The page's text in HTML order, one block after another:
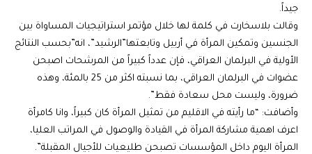
جيداً.
وقالت بلاسخارت في كلمة لها خلال مؤتمر استراتيجيات المساواة بين
الجنسين وتمكين المرأة في أربيل وتابعتها”الرشيد”، انه”بحسب النتائج
الأولية في البرلمان العراقي، فإن عدداً كبيراً من المرشحات اصبحن
عضوات في البرلمان العراقي، بما نسبته اكثر من 25 بالمئة، وهذه
ضرورة، وليست محل سعادة فقط”.
وأضافت: “ما رأيته في الاقليم من تمثيل المرأة كان كبيراً، وانا كامرأة
اعرف اهمية مشاركة المرأة في القيادة والوصول في المراتب العليا،
المرأة اليوم داخل المؤسسات تصبحن طليعيات للأجيال المقبلة”.